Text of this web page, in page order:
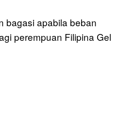
bagasi apabila beban
perempuan Filipina Gel